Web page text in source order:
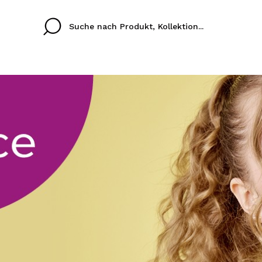
Ich habe hier kein
ICH
Durch die Erstellung
Einkäufe schnell
ALEMAN ESPAÑOL
que
Cristina
Buena experiencia
Ines
colori